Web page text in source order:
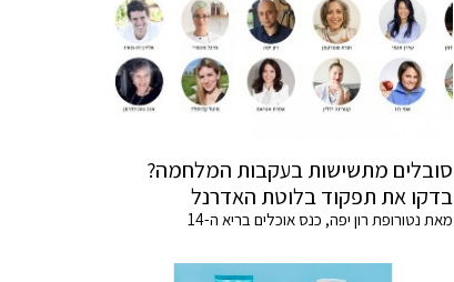
סובלים מתשישות בעקבות המלחמה?
בדקו את תפקוד בלוטת האדרנל
מאת נטורופת רון יפה, כנס אוכלים בריא ה-14